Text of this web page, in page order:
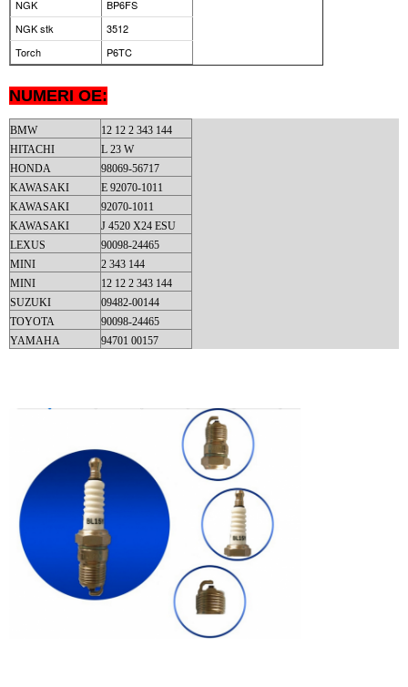
NGK
BP6FS
NGK stk
3512
Torch
P6TC
NUMERI OE:
BMW
12 12 2 343 144
HITACHI
L 23 W
HONDA
98069-56717
KAWASAKI
E 92070-1011
KAWASAKI
92070-1011
KAWASAKI
J 4520 X24 ESU
LEXUS
90098-24465
MINI
2 343 144
MINI
12 12 2 343 144
SUZUKI
09482-00144
TOYOTA
90098-24465
YAMAHA
94701 00157